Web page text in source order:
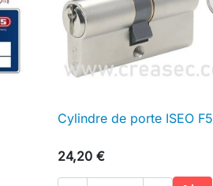
 Aperçu rapide
Cylindre de porte ISEO F5
24,20 €